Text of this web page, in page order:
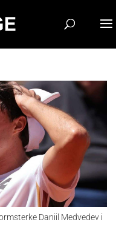
Daniil Medvedev i